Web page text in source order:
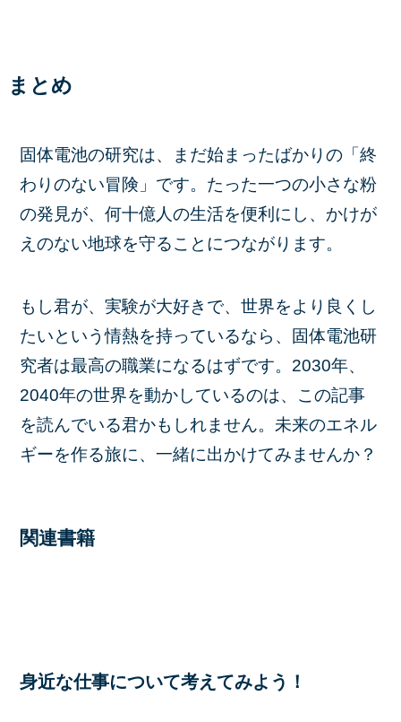
まとめ
固体電池の研究は、まだ始まったばかりの「終
わりのない冒険」です。たった一つの小さな粉
の発見が、何十億人の生活を便利にし、かけが
えのない地球を守ることにつながります。
もし君が、実験が大好きで、世界をより良くし
たいという情熱を持っているなら、固体電池研
究者は最高の職業になるはずです。2030年、
2040年の世界を動かしているのは、この記事
を読んでいる君かもしれません。未来のエネル
ギーを作る旅に、一緒に出かけてみませんか？
関連書籍
身近な仕事について考えてみよう！